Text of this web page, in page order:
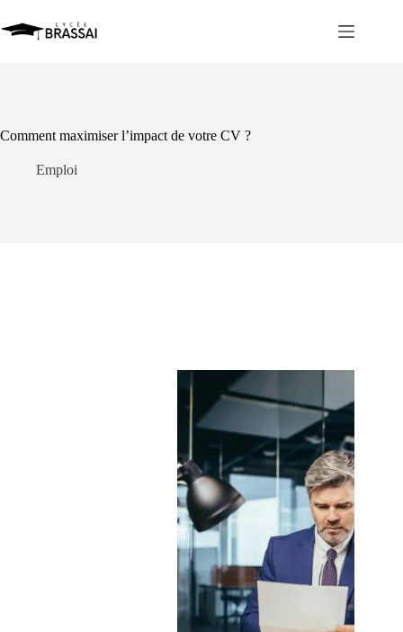
au
contenu
Comment maximiser l’impact de votre CV ?
Emploi